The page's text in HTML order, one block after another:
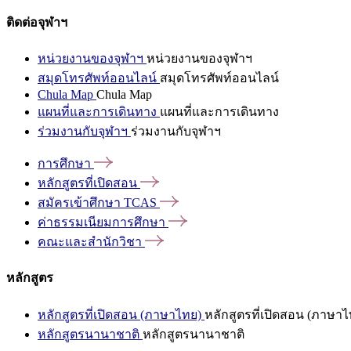
ติดต่อจุฬาฯ
หน่วยงานของจุฬาฯ หน่วยงานของจุฬาฯ
สมุดโทรศัพท์ออนไลน์ สมุดโทรศัพท์ออนไลน์
Chula Map Chula Map
แผนที่และการเดินทาง แผนที่และการเดินทาง
ร่วมงานกับจุฬาฯ ร่วมงานกับจุฬาฯ
การศึกษา
หลักสูตรที่เปิดสอน
สมัครเข้าศึกษา TCAS
ค่าธรรมเนียมการศึกษา
คณะและสำนักวิชา
หลักสูตร
หลักสูตรที่เปิดสอน (ภาษาไทย) หลักสูตรที่เปิดสอน (ภาษาไ
หลักสูตรนานาชาติ หลักสูตรนานาชาติ